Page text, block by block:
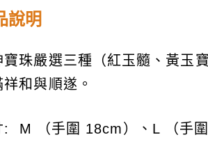
說明
寶珠嚴選三種（紅玉髓、黃玉
祥和與順遂。
: M （手圍 18cm）、L （手